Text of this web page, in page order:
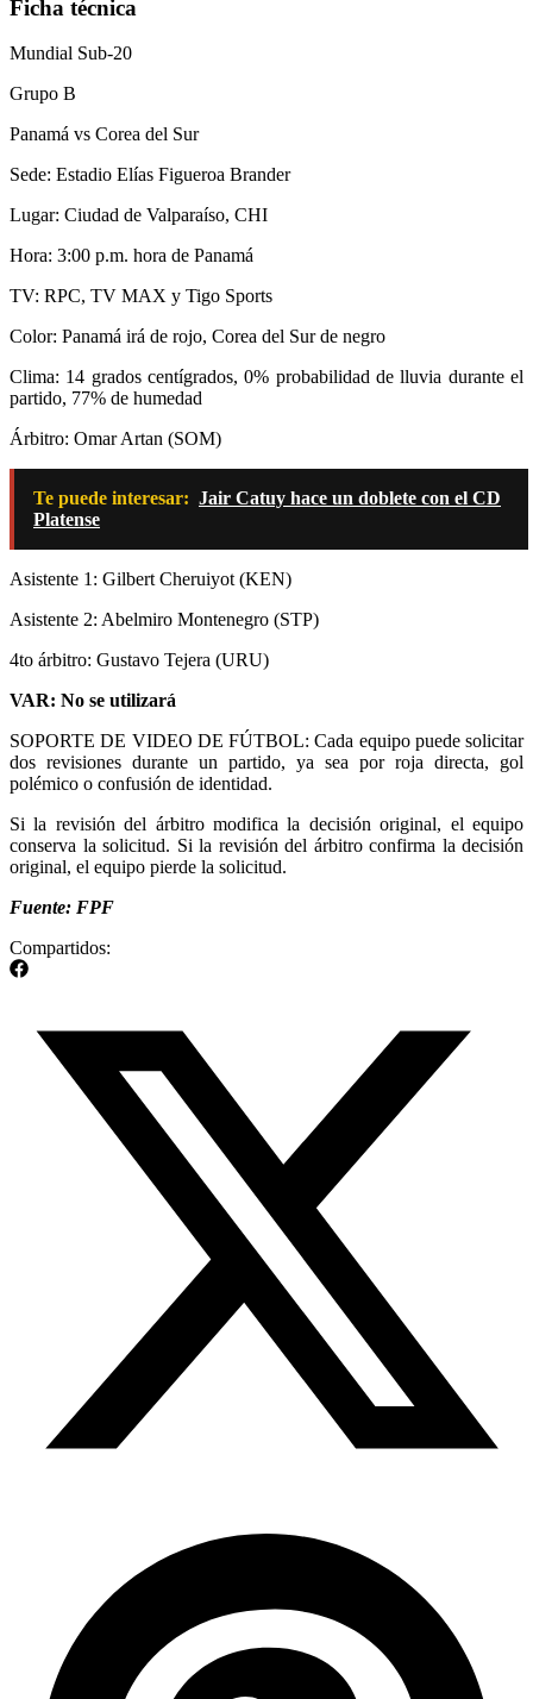
Ficha técnica
Mundial Sub-20
Grupo B
Panamá vs Corea del Sur
Sede: Estadio Elías Figueroa Brander
Lugar: Ciudad de Valparaíso, CHI
Hora: 3:00 p.m. hora de Panamá
TV: RPC, TV MAX y Tigo Sports
Color: Panamá irá de rojo, Corea del Sur de negro
Clima: 14 grados centígrados, 0% probabilidad de lluvia durante el
partido, 77% de humedad
Árbitro: Omar Artan (SOM)
Te puede interesar: Jair Catuy hace un doblete con el CD
Platense
Asistente 1: Gilbert Cheruiyot (KEN)
Asistente 2: Abelmiro Montenegro (STP)
4to árbitro: Gustavo Tejera (URU)
VAR: No se utilizará
SOPORTE DE VIDEO DE FÚTBOL: Cada equipo puede solicitar
dos revisiones durante un partido, ya sea por roja directa, gol
polémico o confusión de identidad.
Si la revisión del árbitro modifica la decisión original, el equipo
conserva la solicitud. Si la revisión del árbitro confirma la decisión
original, el equipo pierde la solicitud.
Fuente: FPF
Compartidos: